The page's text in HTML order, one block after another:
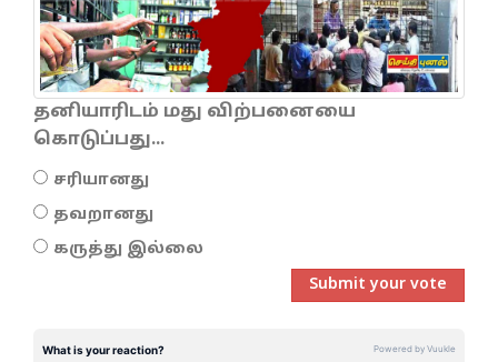
தனியாரிடம் மது விற்பனையை
கொடுப்பது...
சரியானது
தவறானது
கருத்து இல்லை
Submit your vote